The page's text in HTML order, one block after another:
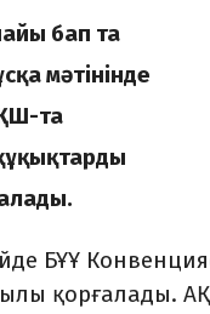
бап та
мәтінінде
та
БҰҰ
қорғалады.